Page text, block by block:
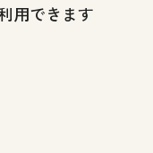
用できます